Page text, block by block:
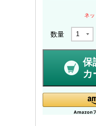
ネッ
数量
保
カ